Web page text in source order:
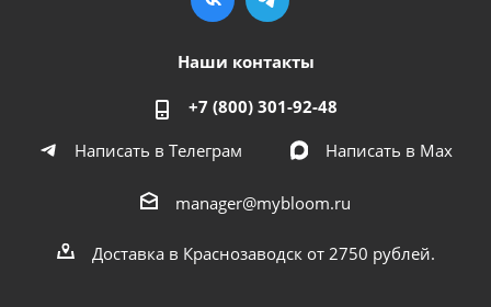
Наши контакты
+7 (800) 301-92-48
Написать в Телеграм
Написать в Мах
manager@mybloom.ru
Доставка в Краснозаводск от 2750 рублей.